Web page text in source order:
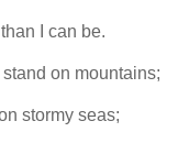
I can be.
on mountains;
stormy seas;